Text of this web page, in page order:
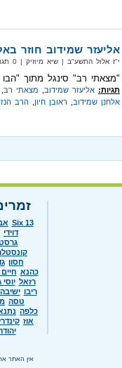
אליעזר שמידוב חוזר
י"ז אלול התשע"ב‏ | שיא מיוזיק‏ | 0 תגובות
"מצאתי רב" סינגל מתוך
תגיות: אליעזר שמידוב מצאתי רב
אלחנן שמידוב
ראובן חיון הרב
Six 13
דוידי
חסון
כהנא
רזאל יוסי
ריבו
טסה
כלפה
אוז
אין האתר